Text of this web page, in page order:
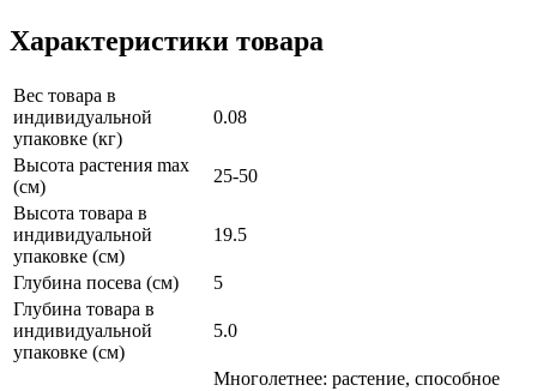
Характеристики товара
Вес товара в
индивидуальной
упаковке (кг)
0.08
Высота растения max
(см)
25-50
Высота товара в
индивидуальной
упаковке (см)
19.5
Глубина посева (см)
5
Глубина товара в
индивидуальной
упаковке (см)
5.0
Многолетнее: растение, способное